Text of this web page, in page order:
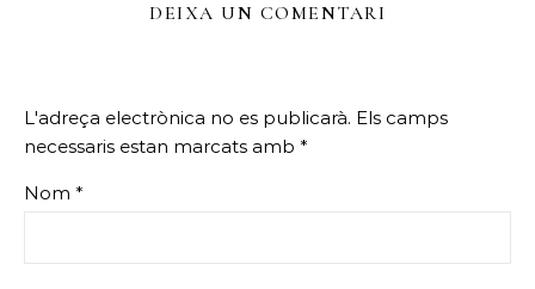
DEIXA UN COMENTARI
L'adreça electrònica no es publicarà. Els camps
necessaris estan marcats amb *
Nom *